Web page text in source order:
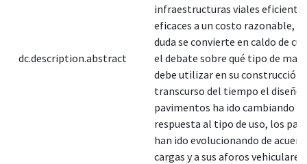
dc.description.abstract
infraestructuras viales
eficaces a un costo razonable,
duda se convierte en caldo de
el debate sobre qué tipo de
debe utilizar en su construcción.
transcurso del tiempo el diseño
pavimentos ha ido cambiando
respuesta al tipo de uso, los
han ido evolucionando de
cargas y a sus aforos vehiculares.